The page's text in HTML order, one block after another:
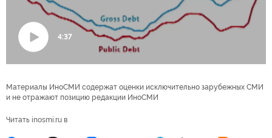
4:37
Материалы ИноСМИ содержат оценки исключительно зарубежных СМИ
и не отражают позицию редакции ИноСМИ
Читать inosmi.ru в